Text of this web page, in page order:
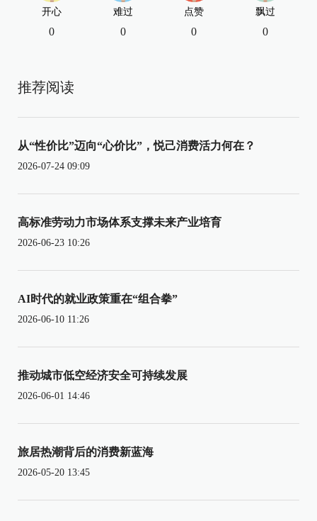
开心
0
难过
0
点赞
0
飘过
0
推荐阅读
从“性价比”迈向“心价比”，悦己消费活力何在？
2026-07-24 09:09
高标准劳动力市场体系支撑未来产业培育
2026-06-23 10:26
AI时代的就业政策重在“组合拳”
2026-06-10 11:26
推动城市低空经济安全可持续发展
2026-06-01 14:46
旅居热潮背后的消费新蓝海
2026-05-20 13:45